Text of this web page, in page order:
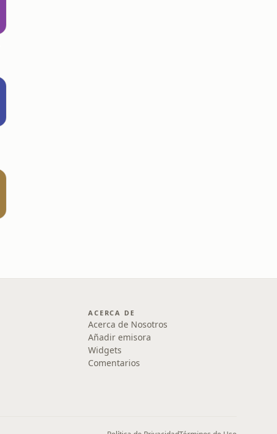
ACERCA DE
Acerca de Nosotros
Añadir emisora
Widgets
Comentarios